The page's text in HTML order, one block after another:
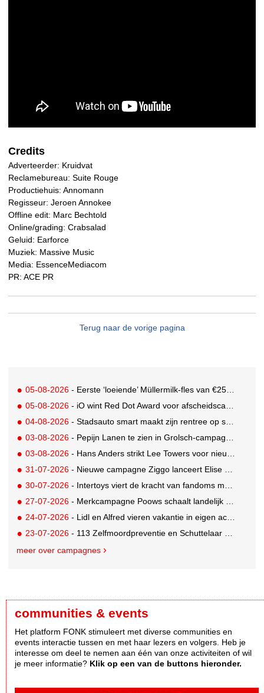
Credits
Adverteerder: Kruidvat
Reclamebureau: Suite Rouge
Productiehuis: Annomann
Regisseur: Jeroen Annokee
Offline edit: Marc Bechtold
Online/grading: Crabsalad
Geluid: Earforce
Muziek: Massive Music
Media: EssenceMediacom
PR: ACE PR
Terug naar de vorige pagina
05-08-2026 - Eerste ‘loeiende’ Müllermilk-fles van €25.000,- gevonden
05-08-2026 - iO wint Red Dot Award voor afscheidscampagne Peter Houtman bij Feyenoord
04-08-2026 - Stadsauto smart maakt zijn rentree op straat met een wereldwijde muurschilderingcampagne
03-08-2026 - Pepijn Lanen te zien in Grolsch-campagne voor nieuwe Grolsch CAL
03-08-2026 - Hans Anders strikt Lee Towers voor nieuwe campagne
31-07-2026 - Nieuwe campagne Ziggo lanceert Elise Schaap als expert over de Nederlandse voetbalbeleving
30-07-2026 - Intertoys viert de kracht van fandoms met nieuwe social media campagne rondom Olivia Rodrigo
27-07-2026 - Merkcampagne Poows schaalt landelijk op met gerichte Out of Home strategie
24-07-2026 - Lidl en Alfred vieren vakantie in eigen achtertuin
23-07-2026 - 113 Zelfmoordpreventie en Schuttelaar & Partners richten bewustwordingscampagne op mannen
meer over campagnes
communities & events
Het platform FONK stimuleert met diverse communities en
events interactie tussen en met haar lezers en volgers. Heb je
interesse om deel te nemen aan één van onze activiteiten of wil
je meer informatie? Klik op een van de buttons hieronder.